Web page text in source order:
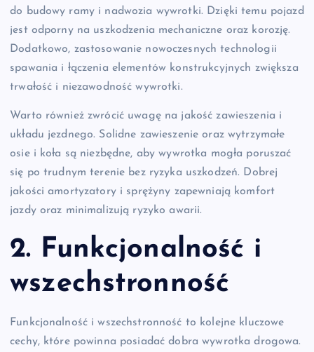
do budowy ramy i nadwozia wywrotki. Dzięki temu pojazd
jest odporny na uszkodzenia mechaniczne oraz korozję.
Dodatkowo, zastosowanie nowoczesnych technologii
spawania i łączenia elementów konstrukcyjnych zwiększa
trwałość i niezawodność wywrotki.
Warto również zwrócić uwagę na jakość zawieszenia i
układu jezdnego. Solidne zawieszenie oraz wytrzymałe
osie i koła są niezbędne, aby wywrotka mogła poruszać
się po trudnym terenie bez ryzyka uszkodzeń. Dobrej
jakości amortyzatory i sprężyny zapewniają komfort
jazdy oraz minimalizują ryzyko awarii.
2. Funkcjonalność i
wszechstronność
Funkcjonalność i wszechstronność to kolejne kluczowe
cechy, które powinna posiadać dobra wywrotka drogowa.